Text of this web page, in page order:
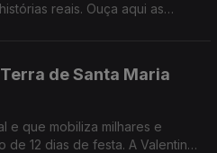
reais. Ouça aqui as
de Santa Maria
e que mobiliza milhares e
de 12 dias de festa. A Valentina